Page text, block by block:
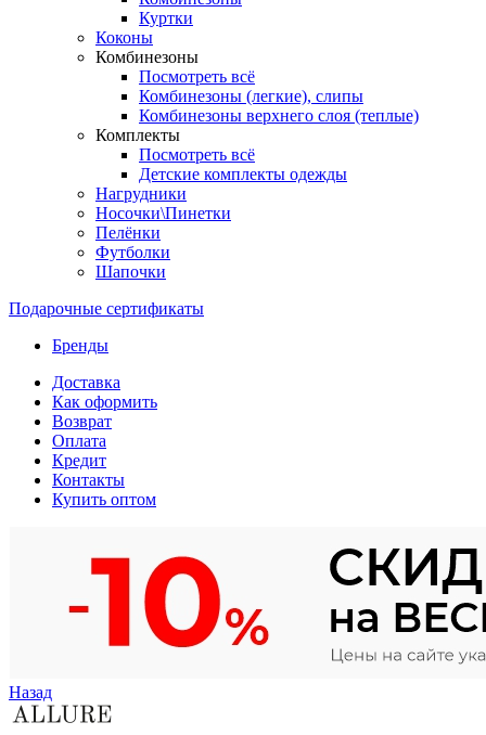
Куртки
Коконы
Комбинезоны
Посмотреть всё
Комбинезоны (легкие), слипы
Комбинезоны верхнего слоя (теплые)
Комплекты
Посмотреть всё
Детские комплекты одежды
Нагрудники
Носочки\Пинетки
Пелёнки
Футболки
Шапочки
Подарочные сертификаты
Бренды
Доставка
Как оформить
Возврат
Оплата
Кредит
Контакты
Купить оптом
Назад